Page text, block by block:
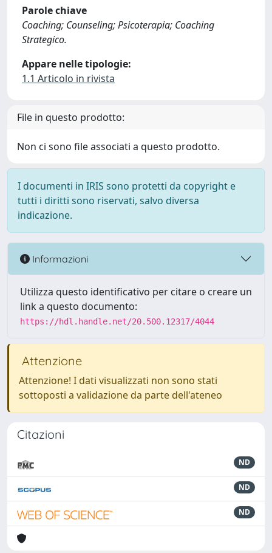
Parole chiave
Coaching; Counseling; Psicoterapia; Coaching
Strategico.
Appare nelle tipologie:
1.1 Articolo in rivista
File in questo prodotto:
Non ci sono file associati a questo prodotto.
I documenti in IRIS sono protetti da copyright e
tutti i diritti sono riservati, salvo diversa
indicazione.
Informazioni
Utilizza questo identificativo per citare o creare un
link a questo documento:
https://hdl.handle.net/20.500.12317/4044
Attenzione
Attenzione! I dati visualizzati non sono stati
sottoposti a validazione da parte dell'ateneo
Citazioni
ND
ND
ND